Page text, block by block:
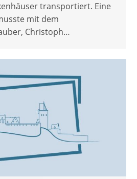
transportiert. Eine
mit dem
Christoph…